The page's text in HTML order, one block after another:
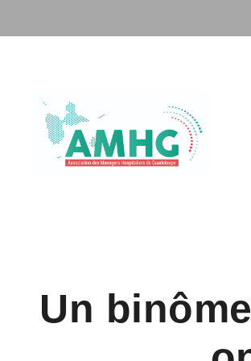
Un